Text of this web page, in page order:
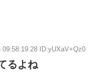
09:58:19.28 ID:yUXaV+Qz0
るよね